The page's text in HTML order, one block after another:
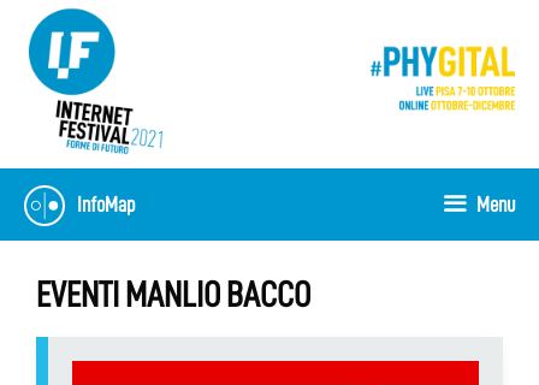
contenuto
InfoMap Menu
EVENTI MANLIO BACCO